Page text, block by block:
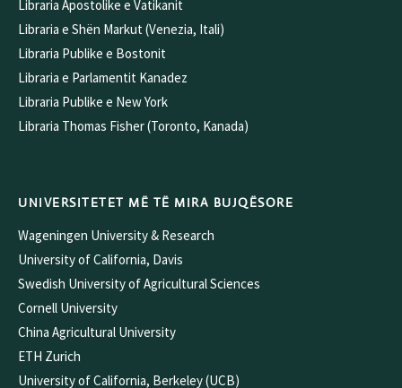
Libraria Apostolike e Vatikanit
Libraria e Shën Markut (Venezia, Itali)
Libraria Publike e Bostonit
Libraria e Parlamentit Kanadez
Libraria Publike e New York
Libraria Thomas Fisher (Toronto, Kanada)
UNIVERSITETET MË TË MIRA BUJQËSORE
Wageningen University & Research
University of California, Davis
Swedish University of Agricultural Sciences
Cornell University
China Agricultural University
ETH Zurich
University of California, Berkeley (UCB)